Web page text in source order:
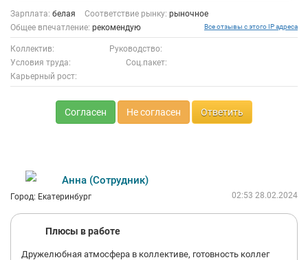
Зарплата: белая Соответствие рынку: рыночное
Общее впечатление: рекомендую Все отзывы с этого IP адреса
Коллектив:
Руководство:
Условия труда:
Соц.пакет:
Карьерный рост:
Согласен Не согласен Ответить
Анна (Сотрудник)
Город: Екатеринбург 02:53 28.02.2024
Плюсы в работе
Дружелюбная атмосфера в коллективе, готовность коллег